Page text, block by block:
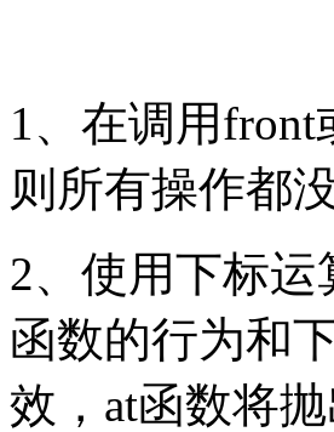
1、在调用
则所有操作都
2、使用下标
函数的行为和
效，at函数将